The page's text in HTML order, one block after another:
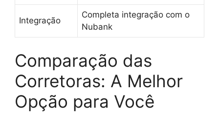
Integração
Completa integração com o
Nubank
Comparação das
Corretoras: A Melhor
Opção para Você